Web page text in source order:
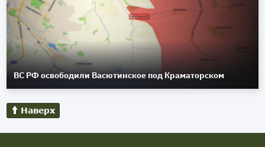
ВС РФ освободили Васютинское под Краматорском
Наверх